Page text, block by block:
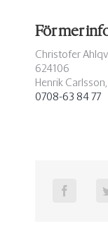
För mer
Christofer
624106
Henrik Carlsson,
0708-63 84 77